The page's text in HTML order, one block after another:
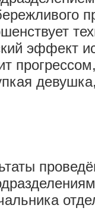
эффект